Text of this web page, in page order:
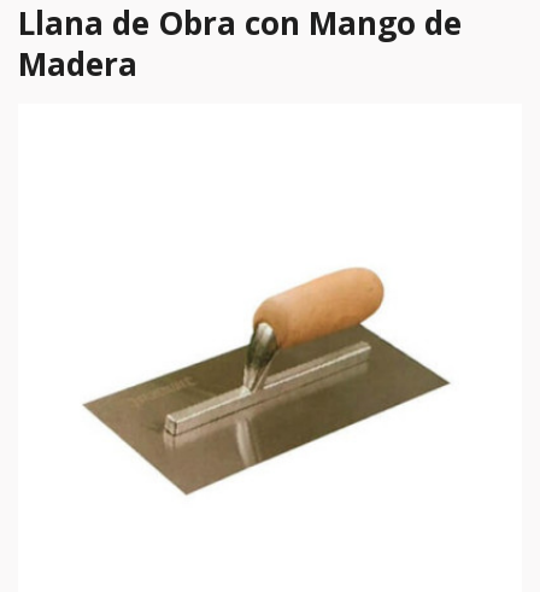
Llana de Obra con Mango de
Madera